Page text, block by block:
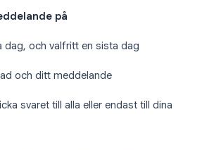
på
dag, och valfritt en sista dag
och ditt meddelande
svaret till alla eller endast till dina